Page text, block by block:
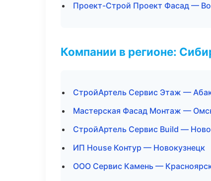
Проект-Строй Проект Фасад —
Компании в регионе:
СтройАртель Сервис Этаж —
Мастерская Фасад Монтаж —
СтройАртель Сервис Build —
ИП House Контур — Новокузнецк
ООО Сервис Камень —